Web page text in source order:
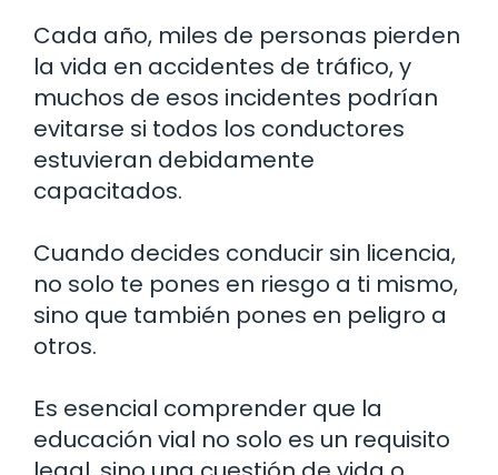
Cada año, miles de personas pierden
la vida en accidentes de tráfico, y
muchos de esos incidentes podrían
evitarse si todos los conductores
estuvieran debidamente
capacitados.
Cuando decides conducir sin licencia,
no solo te pones en riesgo a ti mismo,
sino que también pones en peligro a
otros.
Es esencial comprender que la
educación vial no solo es un requisito